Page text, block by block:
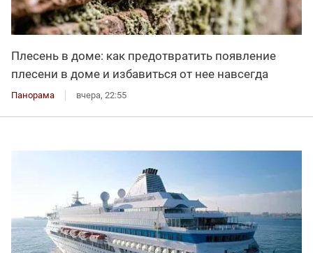
Плесень в доме: как предотвратить появление
плесени в доме и избавиться от нее навсегда
Панорама вчера, 22:55